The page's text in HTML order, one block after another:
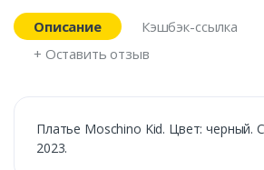
Описание
Кэшбэк-ссылка
+ Оставить отзыв
Платье Moschino Kid. Цвет: черный.
2023.